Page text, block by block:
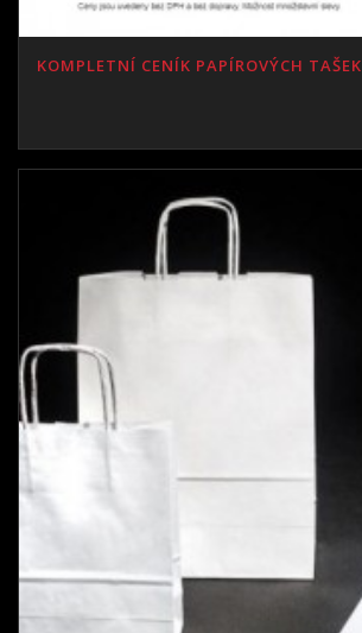
KOMPLETNÍ CENÍK PAPÍROVÝCH TAŠEK